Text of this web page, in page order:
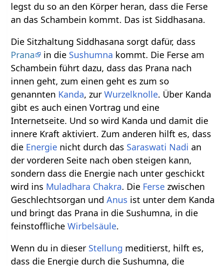
legst du so an den Körper heran, dass die Ferse
an das Schambein kommt. Das ist Siddhasana.
Die Sitzhaltung Siddhasana sorgt dafür, dass
Prana
in die Sushumna kommt. Die Ferse am
Schambein führt dazu, dass das Prana nach
innen geht, zum einen geht es zum so
genannten Kanda, zurWurzelknolle. Über Kanda
gibt es auch einen Vortrag und eine
Internetseite. Und so wird Kanda und damit die
innere Kraft aktiviert. Zum anderen hilft es, dass
die Energie nicht durch das Saraswati Nadi an
der vorderen Seite nach oben steigen kann,
sondern dass die Energie nach unter geschickt
wird ins Muladhara Chakra. Die Ferse zwischen
Geschlechtsorgan undAnus ist unter dem Kanda
und bringt das Prana in die Sushumna, in die
feinstofflicheWirbelsäule.
Wenn du in dieser Stellung meditierst, hilft es,
dass die Energie durch die Sushumna, die